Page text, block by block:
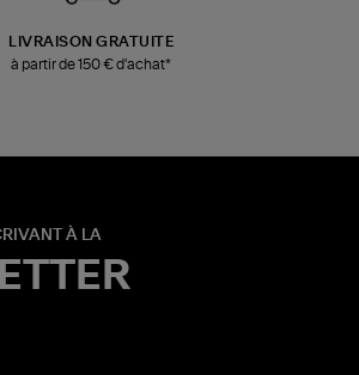
LIVRAISON GRATUITE
à partir de 150 € d'achat*
À LA